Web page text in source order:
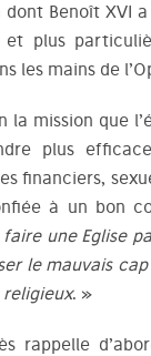
Benoît XVI
plus
les mains de
la mission que
plus
financiers,
à un bon
une Eglise
le mauvais
. »
rappelle